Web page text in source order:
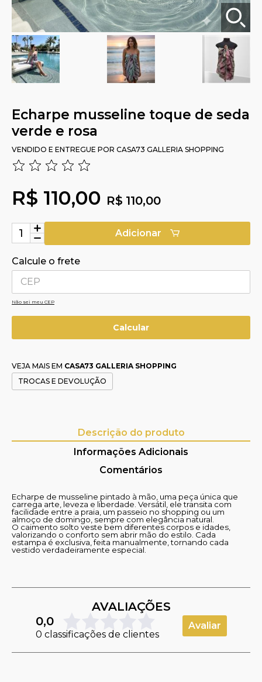
Echarpe musseline toque de seda
verde e rosa
VENDIDO E ENTREGUE POR CASA73 GALLERIA SHOPPING
R$ 110,00 R$ 110,00
Adicionar
Calcule o frete
Não sei meu CEP
VEJA MAIS EM CASA73 GALLERIA SHOPPING
TROCAS E DEVOLUÇÃO
Descrição do produto
Informações Adicionais
Comentários
Echarpe de musseline pintado à mão, uma peça única que
carrega arte, leveza e liberdade. Versátil, ele transita com
facilidade entre a praia, um passeio no shopping ou um
almoço de domingo, sempre com elegância natural.
O caimento solto veste bem diferentes corpos e idades,
valorizando o conforto sem abrir mão do estilo. Cada
estampa é exclusiva, feita manualmente, tornando cada
vestido verdadeiramente especial.
AVALIAÇÕES
0,0
0 classificações de clientes
Avaliar